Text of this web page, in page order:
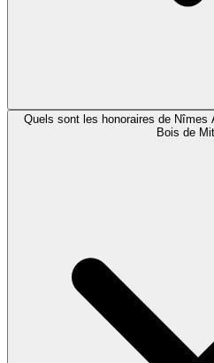
Quels sont les honoraires de Nîmes
Bois de